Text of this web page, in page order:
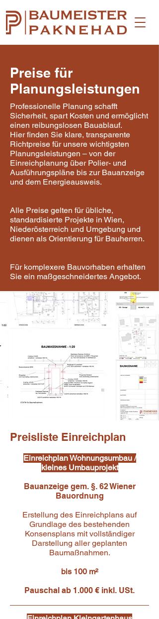
Preise für
Planungsleistungen
Professionelle Planung schafft
Sicherheit, spart Kosten und ermöglicht
einen reibungslosen Bauablauf.
Hier finden Sie klare, transparente
Richtpreise für unsere wichtigsten
Planungsleistungen – von der
Einreichplanung über Polier- und
Ausführungspläne bis zur Bauanzeige
und dem Energieausweis.
Alle Preise gelten für übliche,
standardisierte Projekte in Wien,
Niederösterreich und Umgebung und
dienen als Orientierung für Bauherren.
Für komplexere Bauvorhaben erhalten
Sie ein maßgeschneidertes Angebot.
Preisliste Einreichplan
Einreichplan Wohnungsumbau /
kleines Umbauprojekt
Bauanzeige gem. §. 62 Wiener
Bauordnung
Erstellung des Einreichplans auf
Grundlage des bestehenden
Konsensplans mit vollständiger
Darstellung aller geplanten
Baumaßnahmen.
bis 100 m²
Pauschal ab 1.000 € inkl. USt.